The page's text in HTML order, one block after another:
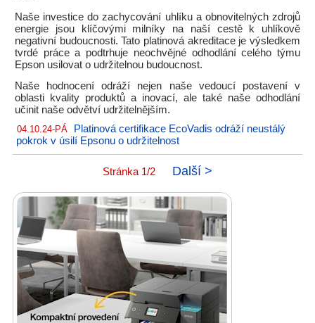
Naše investice do zachycování uhlíku a obnovitelných zdrojů
energie jsou klíčovými milníky na naší cestě k uhlíkově
negativní budoucnosti. Tato platinová akreditace je výsledkem
tvrdé práce a podtrhuje neochvějné odhodlání celého týmu
Epson usilovat o udržitelnou budoucnost.
Naše hodnocení odráží nejen naše vedoucí postavení v
oblasti kvality produktů a inovací, ale také naše odhodlání
učinit naše odvětví udržitelnějším.
04.10.24-PÁ
Platinová certifikace EcoVadis odráží neustálý
pokrok v úsilí Epsonu o udržitelnost
Stránka 1/2 Další >